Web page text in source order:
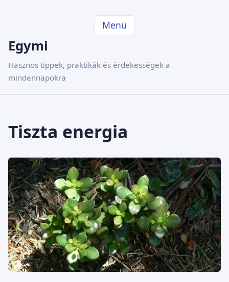
Menü
Egymi
Hasznos tippek, praktikák és érdekességek a
mindennapokra
Tiszta energia